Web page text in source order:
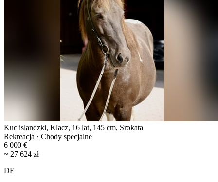
Kuc islandzki, Klacz, 16 lat, 145 cm, Srokata
Rekreacja · Chody specjalne
6 000 €
~ 27 624 zł
DE